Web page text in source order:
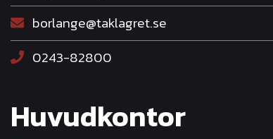
borlange@taklagret.se
0243-82800
Huvudkontor